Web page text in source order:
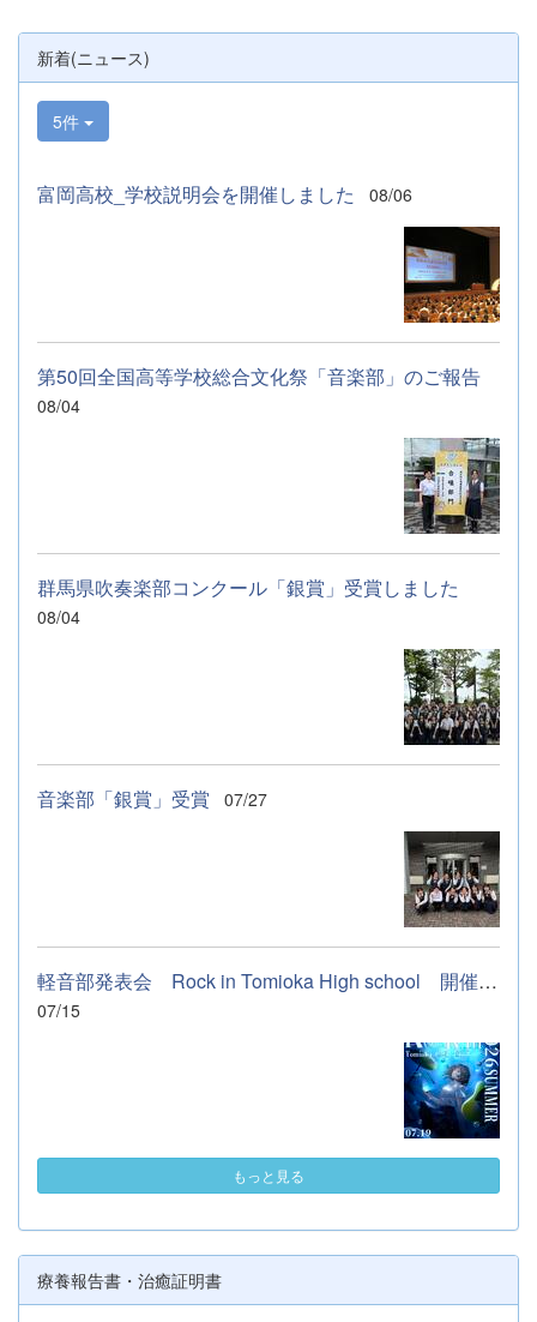
なお、本校は今年度、群馬県教育委員会か
らSAH+ Leading Schoolに認定されていま
す。富岡高校は、これからも「自ら考え、判
断し、行動できる生徒の育成」に取り組んで
まいります。
新着(ニュース)
5件
富岡高校_学校説明会を開催しました 08/06
第50回全国高等学校総合文化祭「音楽部」のご報告
08/04
群馬県吹奏楽部コンクール「銀賞」受賞しました
08/04
音楽部「銀賞」受賞 07/27
軽音部発表会 Rock in Tomioka High school 開催します
07/15
もっと見る
療養報告書・治癒証明書